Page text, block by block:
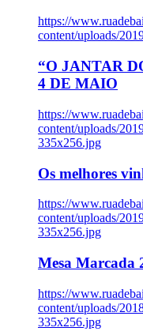
https://
content/uploads/
“O JANTAR
4 DE MAIO
https://
content/uploads/
335x256.jpg
Os melhores
https://
content/uploads/
335x256.jpg
Mesa Marcada
https://
content/uploads/
335x256.jpg